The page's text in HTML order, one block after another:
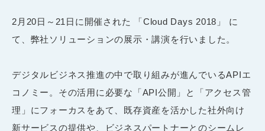
2月20日～21日に開催された 「Cloud Days 2018」 に
て、弊社ソリューションの展示・講演を行いました。
デジタルビジネス推進の中で取り組みが進んでいるAPIエ
コノミー。その活用に必要な「API公開」と「アクセス管
理」にフォーカスをあて、既存資産を活かした社外向け
新サービスの提供や、ビジネスパートナーとのシームレ